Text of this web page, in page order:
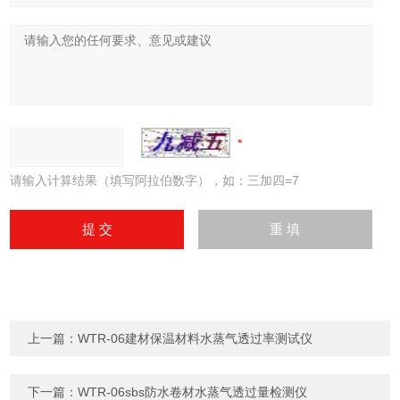
请输入计算结果（填写阿拉伯数字），如：三加四=7
上一篇：WTR-06建材保温材料水蒸气透过率测试仪
下一篇：WTR-06sbs防水卷材水蒸气透过量检测仪